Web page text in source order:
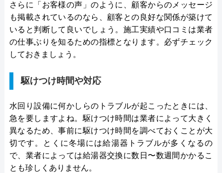
さらに「お客様の声」のように、顧客からのメッセージ
も掲載されているのなら、顧客との良好な関係が築けて
いると判断して良いでしょう。施工実績や口コミは業者
の仕事ぶりを知るための指標となります。必ずチェック
しておきましょう。
駆けつけ時間や対応
水回り設備に何かしらのトラブルが起こったときには、
急を要しますよね。駆けつけ時間は業者によって大きく
異なるため、事前に駆けつけ時間を調べておくことが大
切です。とくに冬場には給湯器トラブルが多くなるの
で、業者によっては給湯器交換に数日〜数週間かかるこ
とも珍しくありません。